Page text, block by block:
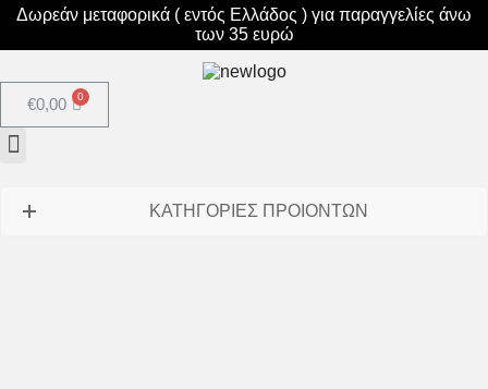
Δωρεάν μεταφορικά ( εντός Ελλάδος ) για παραγγελίες άνω
των 35 ευρώ
€0,00
ΚΑΤΗΓΟΡΙΕΣ ΠΡΟΙΟΝΤΩΝ